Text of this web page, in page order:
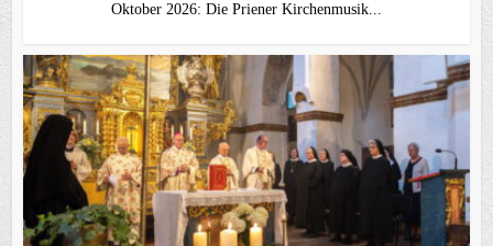
Oktober 2026: Die Priener Kirchenmusik...